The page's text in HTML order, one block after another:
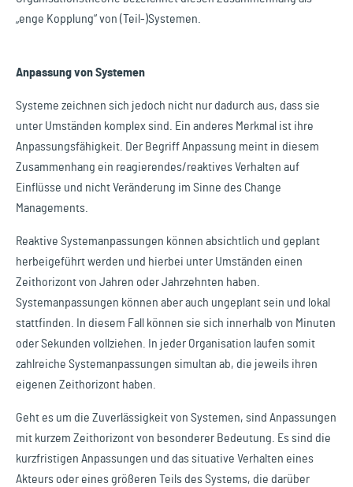
„enge Kopplung“ von (Teil-)Systemen.
Anpassung von Systemen
Systeme zeichnen sich jedoch nicht nur dadurch aus, dass sie
unter Umständen komplex sind. Ein anderes Merkmal ist ihre
Anpassungsfähigkeit. Der Begriff Anpassung meint in diesem
Zusammenhang ein reagierendes/reaktives Verhalten auf
Einflüsse und nicht Veränderung im Sinne des Change
Managements.
Reaktive Systemanpassungen können absichtlich und geplant
herbeigeführt werden und hierbei unter Umständen einen
Zeithorizont von Jahren oder Jahrzehnten haben.
Systemanpassungen können aber auch ungeplant sein und lokal
stattfinden. In diesem Fall können sie sich innerhalb von Minuten
oder Sekunden vollziehen. In jeder Organisation laufen somit
zahlreiche Systemanpassungen simultan ab, die jeweils ihren
eigenen Zeithorizont haben.
Geht es um die Zuverlässigkeit von Systemen, sind Anpassungen
mit kurzem Zeithorizont von besonderer Bedeutung. Es sind die
kurzfristigen Anpassungen und das situative Verhalten eines
Akteurs oder eines größeren Teils des Systems, die darüber